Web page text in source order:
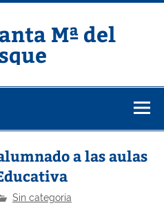
Mª del
a las aulas
Sin categoría